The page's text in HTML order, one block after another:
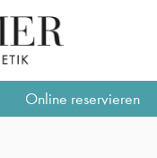
Online reservieren